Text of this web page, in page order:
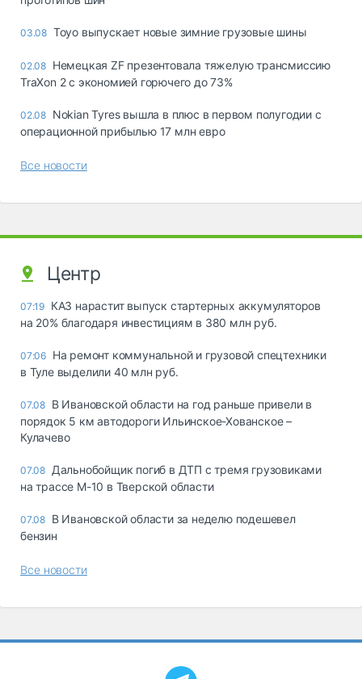
03.08 Toyo выпускает новые зимние грузовые шины
02.08 Немецкая ZF презентовала тяжелую трансмиссию
TraXon 2 с экономией горючего до 73%
02.08 Nokian Tyres вышла в плюс в первом полугодии с
операционной прибылью 17 млн евро
Все новости
Центр
07:19 КАЗ нарастит выпуск стартерных аккумуляторов
на 20% благодаря инвестициям в 380 млн руб.
07:06 На ремонт коммунальной и грузовой спецтехники
в Туле выделили 40 млн руб.
07.08 В Ивановской области на год раньше привели в
порядок 5 км автодороги Ильинское-Хованское –
Кулачево
07.08 Дальнобойщик погиб в ДТП с тремя грузовиками
на трассе М-10 в Тверской области
07.08 В Ивановской области за неделю подешевел
бензин
Все новости